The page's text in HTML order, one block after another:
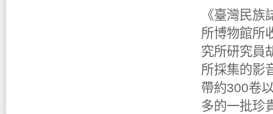
《臺灣民
所博物館所
究所研究員
所採集的影
帶約300卷
多的一批珍